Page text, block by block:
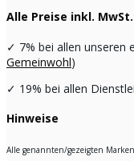
Alle Preise inkl.
✓ 7% bei allen unseren
Gemeinwohl)
✓ 19% bei allen
Hinweise
Alle genannten/gezeigten